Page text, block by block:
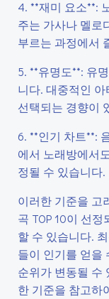
4. **재미 요소**:
주는 가사나 멜로
부르는 과정에서
5. **유명도**: 유
니다. 대중적인
선택되는 경향이
6. **인기 차트**:
에서 노래방에서
정될 수 있습니다.
이러한 기준을 고
곡 TOP 10이 선
할 수 있습니다.
들이 인기를 얻을
순위가 변동될 수
한 기준을 참고하